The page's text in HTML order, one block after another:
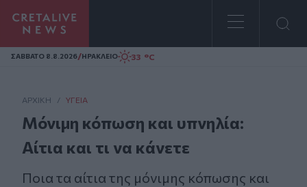
Homepage
ΣAΒΒΑΤΟ 8.8.2026/ΗΡΑΚΛΕΙΟ 33 °C
ΑΡΧΙΚΗ / ΥΓΕΊΑ
Μόνιμη κόπωση και υπνηλία:
Αίτια και τι να κάνετε
Ποια τα αίτια της μόνιμης κόπωσης και